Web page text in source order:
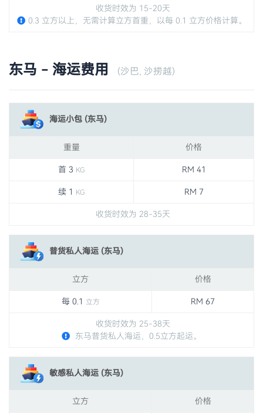
收货时效为 15-20天
0.3 立方以上，无需计算立方首重，以每 0.1 立方价格计算。
东马 - 海运费用 (沙巴, 沙捞越)
海运小包 (东马)
重量 价格
首 3 KG RM 41
续 1 KG RM 7
收货时效为 28-35天
普货私人海运 (东马)
立方 价格
每 0.1 立方 RM 67
收货时效为 25-38天
东马普货私人海运，0.5立方起运。
敏感私人海运 (东马)
立方 价格